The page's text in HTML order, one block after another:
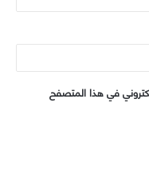
في هذا المتصفح